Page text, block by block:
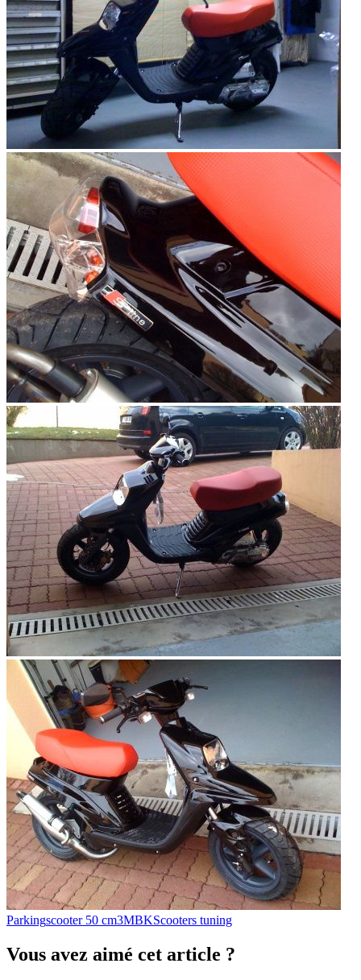
Parkingscooter 50 cm3MBKScooters tuning
Vous avez aimé cet article ?